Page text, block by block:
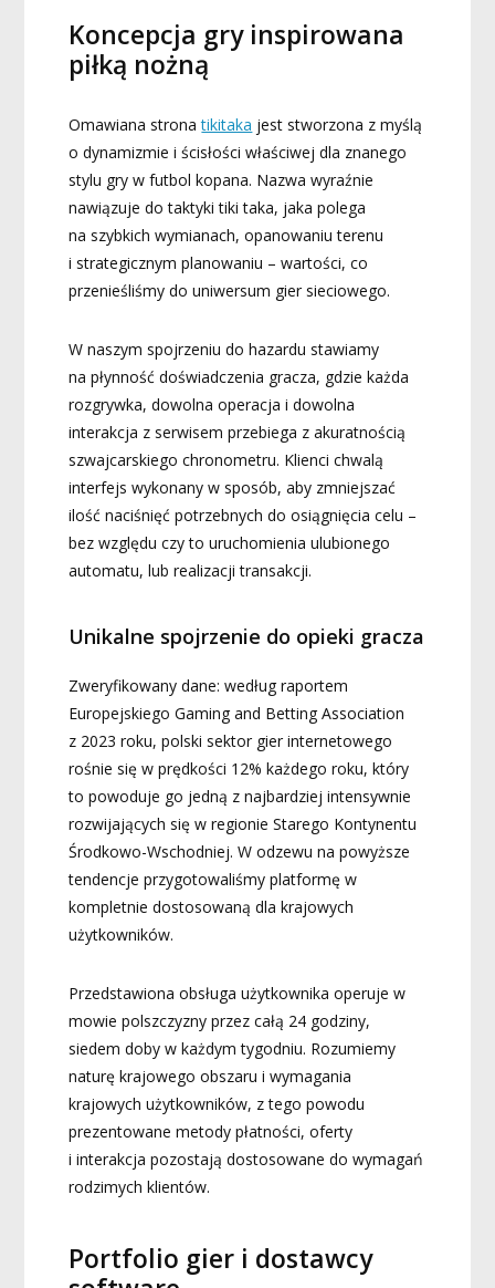
Koncepcja gry inspirowana
piłką nożną
Omawiana stronatikitaka jest stworzona z myślą
o dynamizmie i ścisłości właściwej dla znanego
stylu gry w futbol kopana. Nazwa wyraźnie
nawiązuje do taktyki tiki taka, jaka polega
na szybkich wymianach, opanowaniu terenu
i strategicznym planowaniu – wartości, co
przenieśliśmy do uniwersum gier sieciowego.
W naszym spojrzeniu do hazardu stawiamy
na płynność doświadczenia gracza, gdzie każda
rozgrywka, dowolna operacja i dowolna
interakcja z serwisem przebiega z akuratnością
szwajcarskiego chronometru. Klienci chwalą
interfejs wykonany w sposób, aby zmniejszać
ilość naciśnięć potrzebnych do osiągnięcia celu –
bez względu czy to uruchomienia ulubionego
automatu, lub realizacji transakcji.
Unikalne spojrzenie do opieki gracza
Zweryfikowany dane: według raportem
Europejskiego Gaming and Betting Association
z 2023 roku, polski sektor gier internetowego
rośnie się w prędkości 12% każdego roku, który
to powoduje go jedną z najbardziej intensywnie
rozwijających się w regionie Starego Kontynentu
Środkowo-Wschodniej. W odzewu na powyższe
tendencje przygotowaliśmy platformę w
kompletnie dostosowaną dla krajowych
użytkowników.
Przedstawiona obsługa użytkownika operuje w
mowie polszczyzny przez całą 24 godziny,
siedem doby w każdym tygodniu. Rozumiemy
naturę krajowego obszaru i wymagania
krajowych użytkowników, z tego powodu
prezentowane metody płatności, oferty
i interakcja pozostają dostosowane do wymagań
rodzimych klientów.
Portfolio gier i dostawcy